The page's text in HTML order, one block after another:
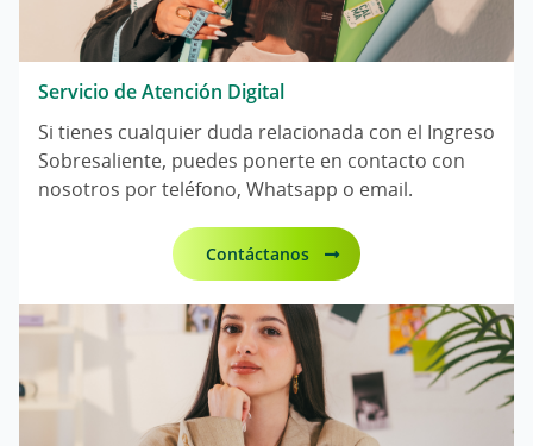
Servicio de Atención Digital
Si tienes cualquier duda relacionada con el Ingreso
Sobresaliente, puedes ponerte en contacto con
nosotros por teléfono, Whatsapp o email.
Contáctanos